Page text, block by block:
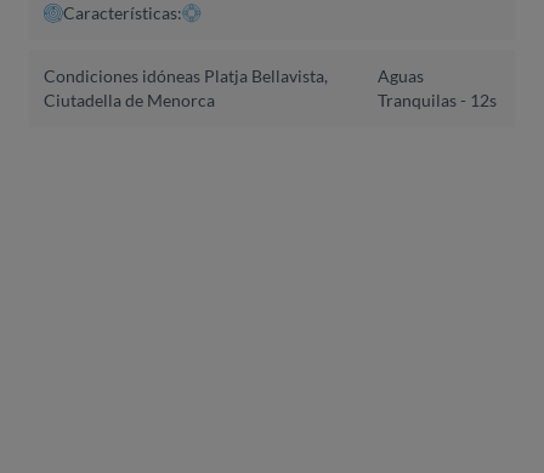
Características:
Condiciones idóneas Platja Bellavista,
Ciutadella de Menorca
Aguas
Tranquilas - 12s